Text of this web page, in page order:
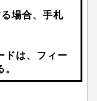
場合、手札
ドは、フィー